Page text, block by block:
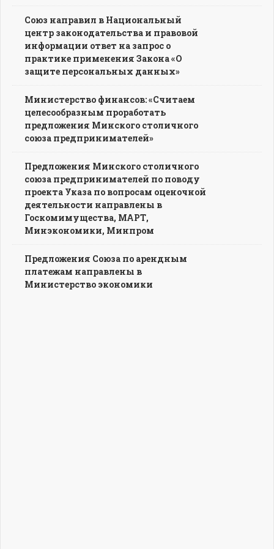
Союз направил в Национальный
центр законодательства и правовой
информации ответ на запрос о
практике применения Закона «О
защите персональных данных»
Министерство финансов: «Считаем
целесообразным проработать
предложения Минского столичного
союза предпринимателей»
Предложения Минского столичного
союза предпринимателей по поводу
проекта Указа по вопросам оценочной
деятельности направлены в
Госкомимущества, МАРТ,
Минэкономики, Минпром
Предложения Союза по арендным
платежам направлены в
Министерство экономики